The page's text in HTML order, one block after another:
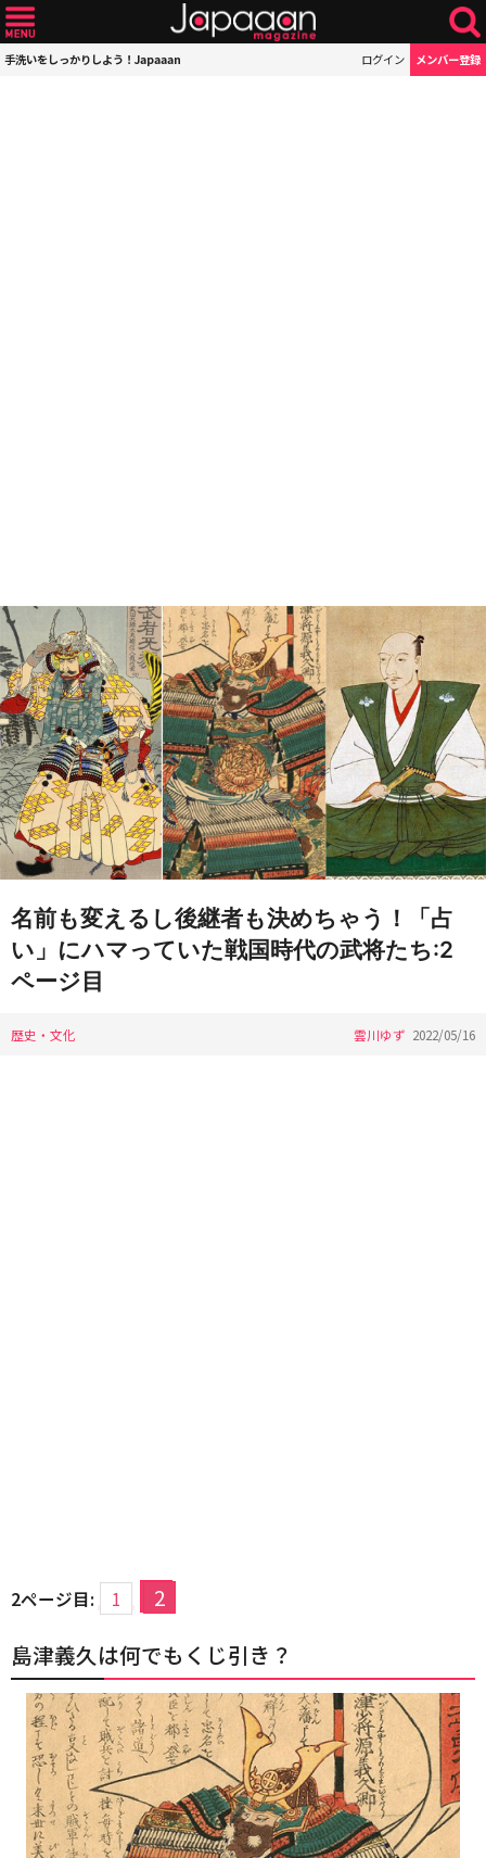
手洗いをしっかりしよう！Japaaan ログイン メンバー登録
名前も変えるし後継者も決めちゃう！「占
い」にハマっていた戦国時代の武将たち:2
ページ目
歴史・文化 雲川ゆず 2022/05/16
2ページ目: 1 2
島津義久は何でもくじ引き？